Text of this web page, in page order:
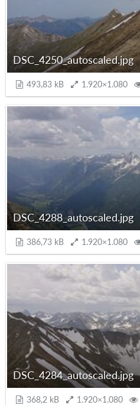
DSC_4250_autoscaled.jpg
493,83 kB 1.920×1.080
DSC_4288_autoscaled.jpg
386,73 kB 1.920×1.080
DSC_4284_autoscaled.jpg
368,2 kB 1.920×1.080